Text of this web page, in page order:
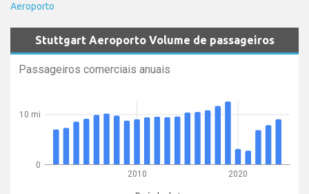
Aeroporto
Stuttgart Aeroporto Volume de passageiros
Passageiros comerciais anuais
2010 2020
0
10 mi